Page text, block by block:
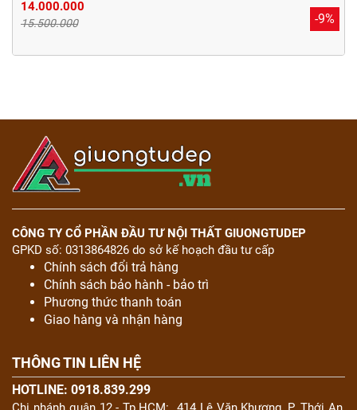
14.000.000
15.500.000 -9%
CÔNG TY CỔ PHẦN ĐẦU TƯ NỘI THẤT GIUONGTUDEP
GPKD số: 0313864826 do sở kế hoạch đầu tư cấp
Chính sách đổi trả hàng
Chính sách bảo hành - bảo trì
Phương thức thanh toán
Giao hàng và nhận hàng
THÔNG TIN LIÊN HỆ
HOTLINE: 0918.839.299